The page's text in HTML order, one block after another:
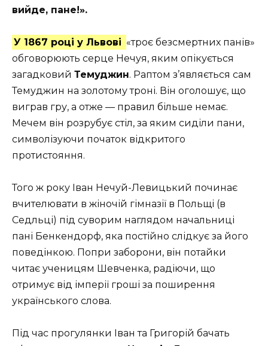
вийде, пане!».
У 1867 році у Львові «троє безсмертних панів»
обговорюють серце Нечуя, яким опікується
загадковий Темуджин. Раптом з’являється сам
Темуджин на золотому троні. Він оголошує, що
виграв гру, а отже — правил більше немає.
Мечем він розрубує стіл, за яким сиділи пани,
символізуючи початок відкритого
протистояння.
Того ж року Іван Нечуй-Левицький починає
вчителювати в жіночій гімназії в Польщі (в
Седльці) під суворим наглядом начальниці
пані Бенкендорф, яка постійно слідкує за його
поведінкою. Попри заборони, він потайки
читає ученицям Шевченка, радіючи, що
отримує від імперії гроші за поширення
українського слова.
Під час прогулянки Іван та Григорій бачать